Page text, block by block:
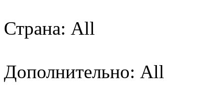
Страна: All
Дополнительно: All